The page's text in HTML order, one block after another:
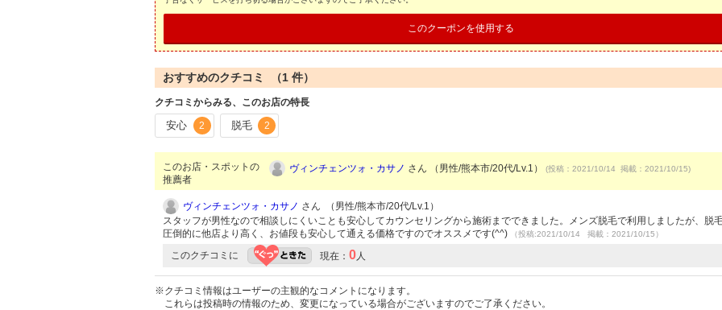
このクーポンを使用する
おすすめのクチコミ （1 件）
クチコミからみる、このお店の特長
安心 2 脱毛 2
このお店・スポットの
推薦者
ヴィンチェンツォ・カサノ さん （男性/熊本市/20代/Lv.1） (投稿：2021/10/14 掲載：2021/10/15)
ヴィンチェンツォ・カサノ さん （男性/熊本市/20代/Lv.1）
スタッフが男性なので相談しにくいことも安心してカウンセリングから施術までできました。メンズ脱毛で利用しましたが、脱
圧倒的に他店より高く、お値段も安心して通える価格ですのでオススメです(^^)
（投稿:2021/10/14 掲載：2021/10/15）
このクチコミに 現在： 0 人
※クチコミ情報はユーザーの主観的なコメントになります。
これらは投稿時の情報のため、変更になっている場合がございますのでご了承ください。